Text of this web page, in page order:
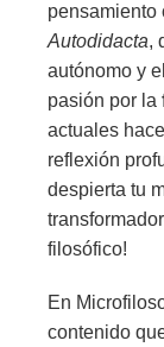
pensamiento
Autodidacta,
autónomo y
pasión por la
actuales
reflexión
despierta tu
filosófico!
En
contenido